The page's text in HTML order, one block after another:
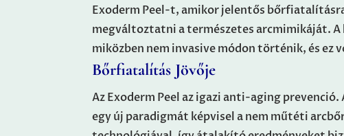
Exoderm Peel-t, amikor jelentős
megváltoztatni a természetes arcmimikáját.
miközben nem invasive módon történik, és ez
Bőrfiatalítás Jövője
Az Exoderm Peel az igazi anti-aging
egy új paradigmát képvisel a nem műtéti